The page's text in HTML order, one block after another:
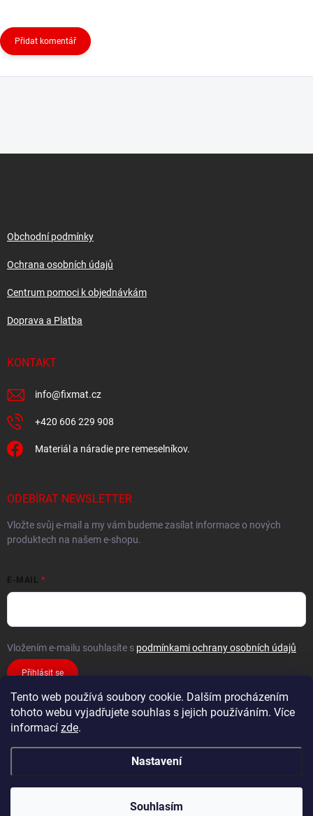
Tento web používá soubory cookie. Dalším procházením
tohoto webu vyjadřujete souhlas s jejich používáním. Více
informací zde.
Nastavení
Souhlasím
Přidat komentář
Obchodní podmínky
Ochrana osobních údajů
Centrum pomoci k objednávkám
Doprava a Platba
KONTAKT
info@fixmat.cz
+420 606 229 908
Materiál a náradie pre remeselníkov.
ODEBÍRAT NEWSLETTER
Vložte svůj e-mail a my vám budeme zasílat informace o nových
produktech na našem e-shopu.
E-MAIL
Vložením e-mailu souhlasíte s podmínkami ochrany osobních údajů
Přihlásit se
FiXMAT . Všechna práva vyhrazena.